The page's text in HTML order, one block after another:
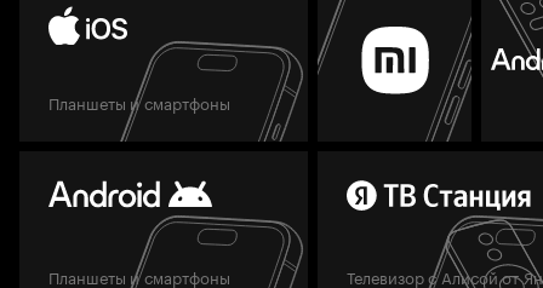
Планшеты и смартфоны
Планшеты и смартфоны Телевизор с Алисой от